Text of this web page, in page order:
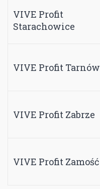
VIVE Profit
Starachowice
VIVE Profit Tarnów
VIVE Profit Zabrze
VIVE Profit Zamość